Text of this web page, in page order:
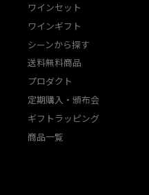
ワインセット
ワインギフト
シーンから探す
送料無料商品
プロダクト
定期購入・頒布会
ギフトラッピング
商品一覧